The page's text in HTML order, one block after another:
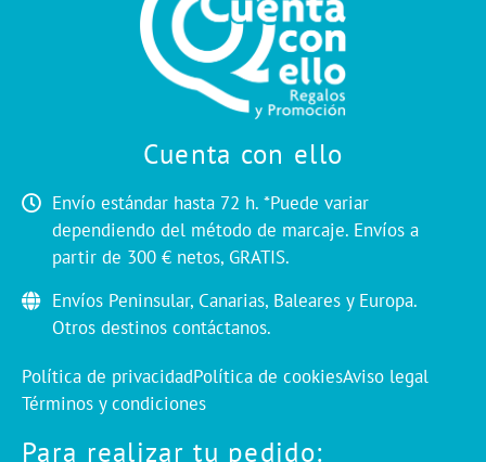
Cuenta con ello
Envío estándar hasta 72 h. *Puede variar
dependiendo del método de marcaje. Envíos a
partir de 300 € netos, GRATIS.
Envíos Peninsular, Canarias, Baleares y Europa.
Otros destinos contáctanos.
Política de privacidadPolítica de cookiesAviso legal
Términos y condiciones
Para realizar tu pedido: